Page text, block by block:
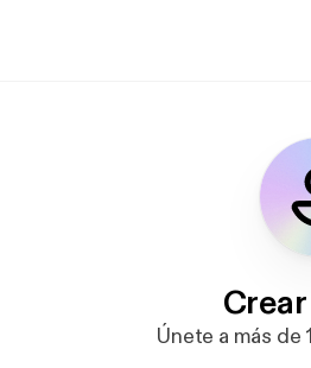
Únete a más de